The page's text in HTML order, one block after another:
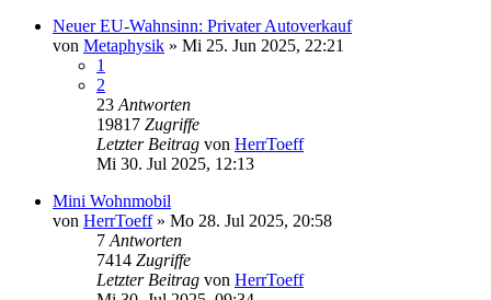
Neuer EU-Wahnsinn: Privater Autoverkauf
von Metaphysik » Mi 25. Jun 2025, 22:21
1
2
23Antworten
19817 Zugriffe
Letzter Beitrag von HerrToeff
Mi 30. Jul 2025, 12:13
Mini Wohnmobil
von HerrToeff» Mo 28. Jul 2025, 20:58
7Antworten
7414 Zugriffe
Letzter Beitrag von HerrToeff